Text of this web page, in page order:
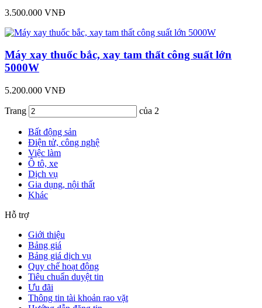
3.500.000 VNĐ
Máy xay thuốc bắc, xay tam thất công suất lớn
5000W
5.200.000 VNĐ
Trang của 2
Bất động sản
Điện tử, công nghệ
Việc làm
Ô tô, xe
Dịch vụ
Gia dụng, nội thất
Khác
Hỗ trợ
Giới thiệu
Bảng giá
Bảng giá dịch vụ
Quy chế hoạt động
Tiêu chuẩn duyệt tin
Ưu đãi
Thông tin tài khoản rao vặt